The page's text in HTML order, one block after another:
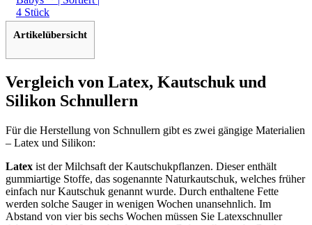
Artikelübersicht
Vergleich von Latex, Kautschuk und
Silikon Schnullern
Für die Herstellung von Schnullern gibt es zwei gängige Materialien
– Latex und Silikon:
Latex ist der Milchsaft der Kautschukpflanzen. Dieser enthält
gummiartige Stoffe, das sogenannte Naturkautschuk, welches früher
einfach nur Kautschuk genannt wurde. Durch enthaltene Fette
werden solche Sauger in wenigen Wochen unansehnlich. Im
Abstand von vier bis sechs Wochen müssen Sie Latexschnuller